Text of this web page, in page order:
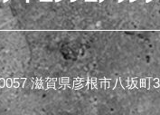
滋賀県彦根市八坂町